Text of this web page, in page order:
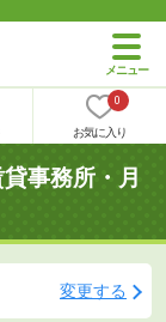
0
お気に入り
事務所・月
変更する